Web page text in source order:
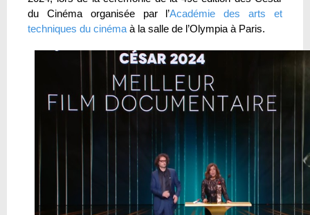
du Cinéma organisée par l’Académie des arts et
techniques du cinéma à la salle de l’Olympia à Paris.